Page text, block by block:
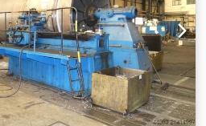
puntos: 3.500 mm Diámetro del
Diámetro del plato: 1.250 mm
total de la máquina: aprox.
Se pueden enviar más fotos
últimos cuatro años se han
mejoras a la
el contrapunto fue